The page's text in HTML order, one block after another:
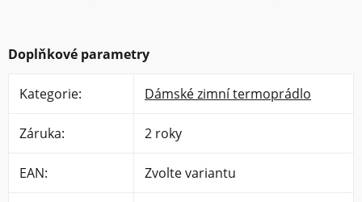
Doplňkové parametry
Kategorie: Dámské zimní termoprádlo
Záruka: 2 roky
EAN: Zvolte variantu